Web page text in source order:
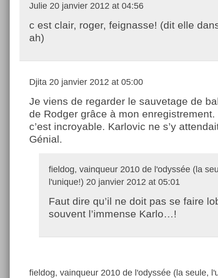
Julie 20 janvier 2012 at 04:56
c est clair, roger, feignasse! (dit elle
ah)
Djita 20 janvier 2012 at 05:00
Je viens de regarder le sauvetage de
de Rodger grâce à mon
c’est incroyable. Karlovic ne s’y
Génial.
fieldog, vainqueur 2010 de l'odyssée (la
l'unique!) 20 janvier 2012 at 05:01
Faut dire qu’il ne doit pas se faire
souvent l’immense Karlo…!
fieldog, vainqueur 2010 de l'odyssée (la seule,